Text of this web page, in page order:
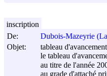
De:
Dubois-Mazeyrie
Objet:
tableau
le tableau
au titre de l'année
au grade d'attaché
inscription